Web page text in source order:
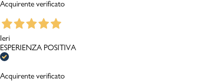
Acquirente verificato
Ieri
ESPERIENZA POSITIVA
Acquirente verificato